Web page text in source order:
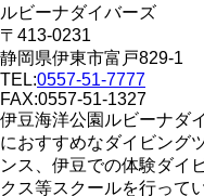
ルビーナダイバーズ
〒413-0231
静岡県伊東市富戸829-1
TEL:0557-51-7777
FAX:0557-51-1327
伊豆海洋公園ルビーナダ
におすすめなダイビング
ンス、伊豆での体験ダイ
クス等スクールを行って